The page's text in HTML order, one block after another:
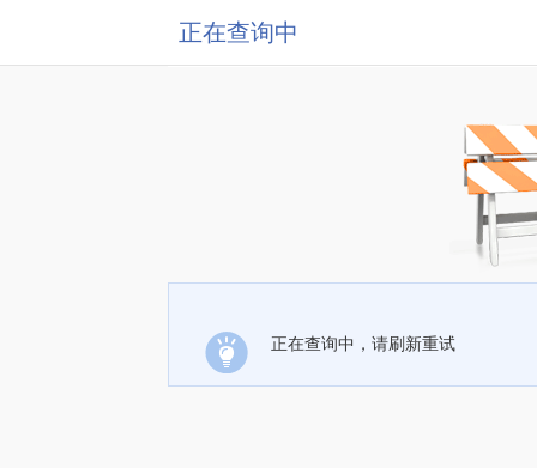
正在查询中
正在查询中，请刷新重试